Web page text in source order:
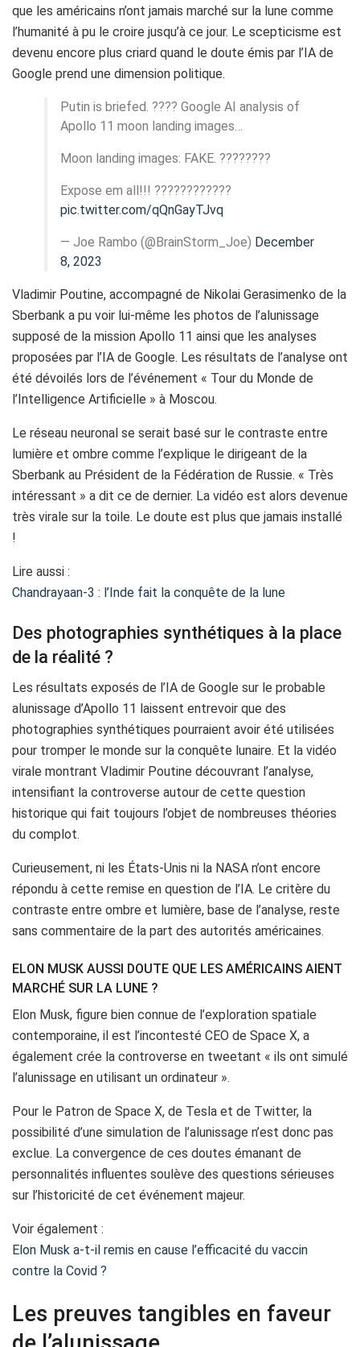
que les américains n’ont jamais marché sur la lune comme
l’humanité à pu le croire jusqu’à ce jour. Le scepticisme est
devenu encore plus criard quand le doute émis par l’IA de
Google prend une dimension politique.
Putin is briefed. ???? Google AI analysis of
Apollo 11 moon landing images…
Moon landing images: FAKE. ????????
Expose em all!!! ????????????
pic.twitter.com/qQnGayTJvq
— Joe Rambo (@BrainStorm_Joe) December
8, 2023
Vladimir Poutine, accompagné de Nikolai Gerasimenko de la
Sberbank a pu voir lui-même les photos de l’alunissage
supposé de la mission Apollo 11 ainsi que les analyses
proposées par l’IA de Google. Les résultats de l’analyse ont
été dévoilés lors de l’événement « Tour du Monde de
l’Intelligence Artificielle » à Moscou.
Le réseau neuronal se serait basé sur le contraste entre
lumière et ombre comme l’explique le dirigeant de la
Sberbank au Président de la Fédération de Russie. « Très
intéressant » a dit ce de dernier. La vidéo est alors devenue
très virale sur la toile. Le doute est plus que jamais installé
!
Lire aussi :
Chandrayaan-3 : l’Inde fait la conquête de la lune
Des photographies synthétiques à la place
de la réalité ?
Les résultats exposés de l’IA de Google sur le probable
alunissage d’Apollo 11 laissent entrevoir que des
photographies synthétiques pourraient avoir été utilisées
pour tromper le monde sur la conquête lunaire. Et la vidéo
virale montrant Vladimir Poutine découvrant l’analyse,
intensifiant la controverse autour de cette question
historique qui fait toujours l’objet de nombreuses théories
du complot.
Curieusement, ni les États-Unis ni la NASA n’ont encore
répondu à cette remise en question de l’IA. Le critère du
contraste entre ombre et lumière, base de l’analyse, reste
sans commentaire de la part des autorités américaines.
ELON MUSK AUSSI DOUTE QUE LES AMÉRICAINS AIENT
MARCHÉ SUR LA LUNE ?
Elon Musk, figure bien connue de l’exploration spatiale
contemporaine, il est l’incontesté CEO de Space X, a
également crée la controverse en tweetant « ils ont simulé
l’alunissage en utilisant un ordinateur ».
Pour le Patron de Space X, de Tesla et de Twitter, la
possibilité d’une simulation de l’alunissage n’est donc pas
exclue. La convergence de ces doutes émanant de
personnalités influentes soulève des questions sérieuses
sur l’historicité de cet événement majeur.
Voir également :
Elon Musk a-t-il remis en cause l’efficacité du vaccin
contre la Covid ?
Les preuves tangibles en faveur